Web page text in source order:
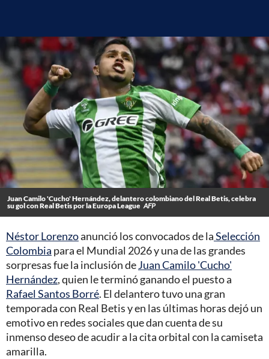
Juan Camilo 'Cucho' Hernández, delantero colombiano del Real Betis, celebra
su gol con Real Betis por la Europa League AFP
Néstor Lorenzoanunció los convocados de laSelección
Colombia para el Mundial 2026 y una de las grandes
sorpresas fue la inclusión deJuan Camilo 'Cucho'
Hernández, quien le terminó ganando el puesto a
Rafael Santos Borré. El delantero tuvo una gran
temporada con Real Betis y en las últimas horas dejó un
emotivo en redes sociales que dan cuenta de su
inmenso deseo de acudir a la cita orbital con la camiseta
amarilla.